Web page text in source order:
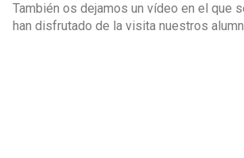
También os dejamos un vídeo en el que
han disfrutado de la visita nuestros